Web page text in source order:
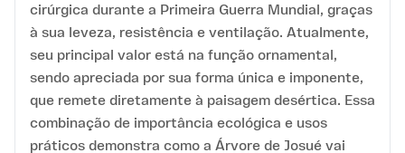
cirúrgica durante a Primeira Guerra Mundial, graças
à sua leveza, resistência e ventilação. Atualmente,
seu principal valor está na função ornamental,
sendo apreciada por sua forma única e imponente,
que remete diretamente à paisagem desértica. Essa
combinação de importância ecológica e usos
práticos demonstra como a Árvore de Josué vai